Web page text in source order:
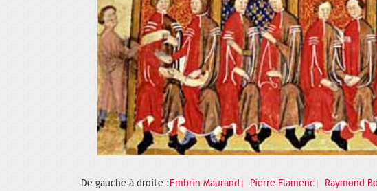
De gauche à droite :Embrin Maurand| Pierre Flamenc| Raymond